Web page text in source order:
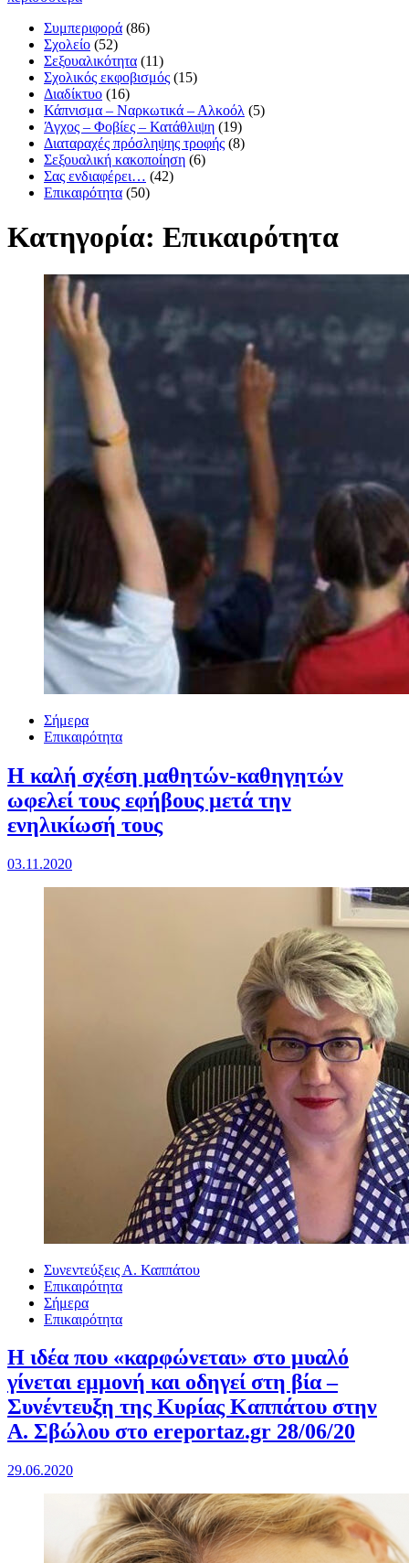
Συμπεριφορά (86)
Σχολείο (52)
Σεξουαλικότητα (11)
Σχολικός εκφοβισμός (15)
Διαδίκτυο (16)
Κάπνισμα – Ναρκωτικά – Αλκοόλ (5)
Άγχος – Φοβίες – Κατάθλιψη (19)
Διαταραχές πρόσληψης τροφής (8)
Σεξουαλική κακοποίηση (6)
Σας ενδιαφέρει… (42)
Επικαιρότητα (50)
Κατηγορία: Επικαιρότητα
Σήμερα
Επικαιρότητα
Η καλή σχέση μαθητών-καθηγητών
ωφελεί τους εφήβους μετά την
ενηλικίωσή τους
03.11.2020
Συνεντεύξεις Α. Καππάτου
Επικαιρότητα
Σήμερα
Επικαιρότητα
Η ιδέα που «καρφώνεται» στο μυαλό
γίνεται εμμονή και οδηγεί στη βία –
Συνέντευξη της Κυρίας Καππάτου στην
Α. Σβώλου στο ereportaz.gr 28/06/20
29.06.2020